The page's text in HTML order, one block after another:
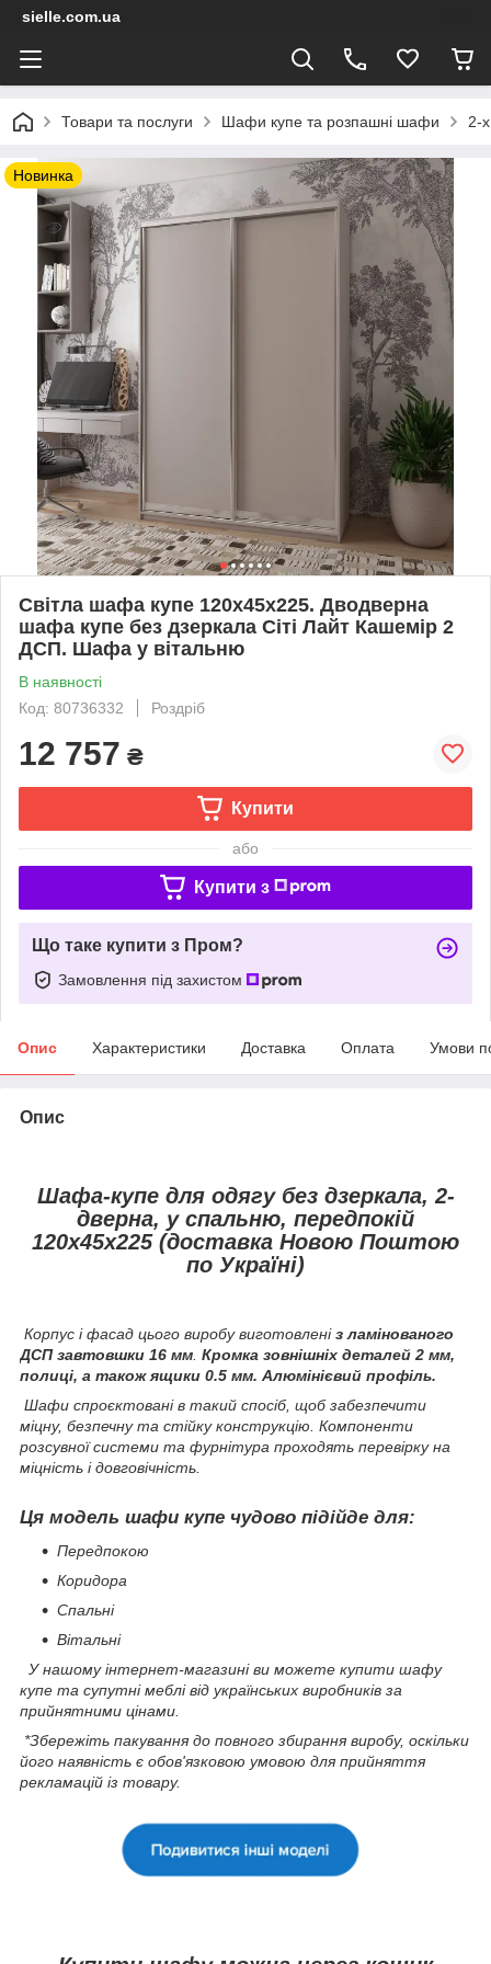
sielle.com.ua
Товари та послуги Шафи купе та розпашні шафи 2-
Новинка
Світла шафа купе 120х45х225. Дводверна
шафа купе без дзеркала Сіті Лайт Кашемір 2
ДСП. Шафа у вітальню
В наявності
Код: 80736332
Роздріб
12 757 ₴
Купити
або
Купити з
Що таке купити з Пром?
Замовлення під захистом
Опис Характеристики Доставка Оплата Умови
Опис
Шафа-купе для одягу без дзеркала, 2-
дверна, у спальню, передпокій
120х45х225 (доставка Новою Поштою
по Україні)
Корпус і фасад цього виробу виготовленіз ламінованого
ДСП завтовшки 16 мм Кромка зовнішніх деталей 2 мм,
полиці, а також ящики 0.5 мм. Алюмінієвий профіль.
Шафи спроєктовані в такий спосіб, щоб забезпечити
міцну, безпечну та стійку конструкцію. Компоненти
розсувної системи та фурнітура проходять перевірку на
міцність і довговічність.
Ця модель шафи купе чудово підійде для:
Передпокою
Коридора
Спальні
Вітальні
У нашому інтернет-магазині ви можете купити шафу
купе та супутні меблі від українських виробників за
прийнятними цінами.
*Збережіть пакування до повного збирання виробу, оскільки
його наявність є обов'язковою умовою для прийняття
рекламацій із товару.